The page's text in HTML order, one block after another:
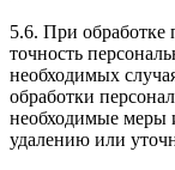
5.6. При обработке
точность
необходимых
обработки
необходимые меры
удалению или